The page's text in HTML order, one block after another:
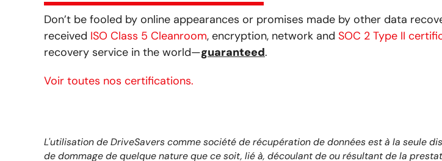
Don’t be fooled by online appearances or promises made by other data
received ISO Class 5 Cleanroom, encryption, network and SOC 2 Type II
recovery service in the world—guaranteed.
Voir toutes nos certifications.
L'utilisation de DriveSavers comme société de récupération de données est à la seule
de dommage de quelque nature que ce soit, lié à, découlant de ou résultant de la